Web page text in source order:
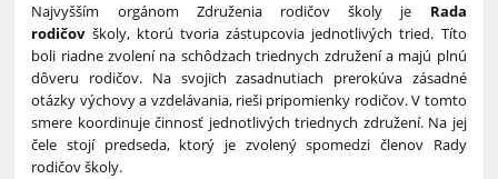
Najvyšším orgánom Združenia rodičov školy je Rada
rodičovškoly, ktorú tvoria zástupcovia jednotlivých tried. Títo
boli riadne zvolení na schôdzach triednych združení a majú plnú
dôveru rodičov. Na svojich zasadnutiach prerokúva zásadné
otázky výchovy a vzdelávania, rieši pripomienky rodičov. V tomto
smere koordinuje činnosť jednotlivých triednych združení. Na jej
čele stojí predseda, ktorý je zvolený spomedzi členov Rady
rodičov školy.